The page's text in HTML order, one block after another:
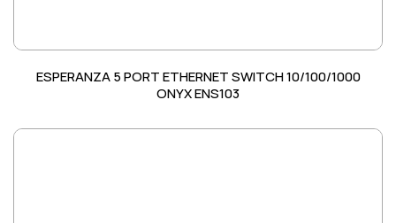
ESPERANZA 5 PORT ETHERNET SWITCH 10/100/1000
ONYX ENS103